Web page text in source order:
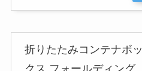
折りたたみコンテナボッ